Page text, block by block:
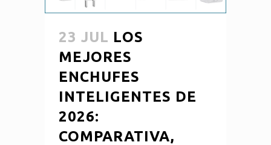
23 JUL LOS
MEJORES
ENCHUFES
INTELIGENTES DE
2026:
COMPARATIVA,